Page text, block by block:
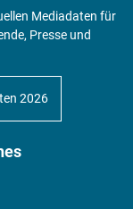
Mediadaten für
Presse und
2026